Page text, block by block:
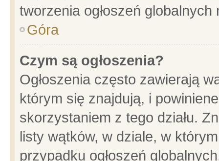
tworzenia ogłoszeń
Góra
Czym są ogłoszenia?
Ogłoszenia często zawierają
którym się znajdują, i
skorzystaniem z tego działu.
listy wątków, w dziale, w
przypadku ogłoszeń